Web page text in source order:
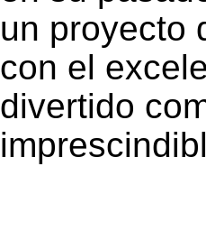
un proyecto
con el
divertido